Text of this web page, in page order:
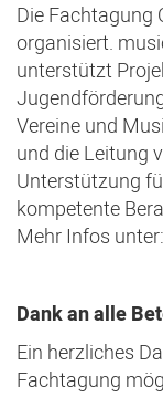
Die Fachtagung
organisiert.
unterstützt
Vereine und
und die Leitung
Unterstützung
kompetente
Mehr Infos unter:
Dank an alle
Ein herzliches
Fachtagung